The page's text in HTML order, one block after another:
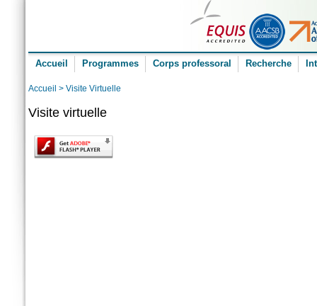
Accueil Programmes Corps professoral Recherche
Accueil > Visite Virtuelle
Visite virtuelle